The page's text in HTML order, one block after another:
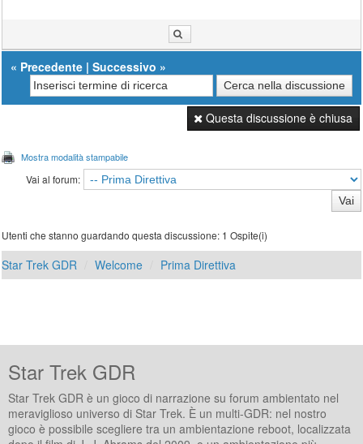
« Precedente |Successivo »
Questa discussione è chiusa
Mostra modalità stampabile
Vai al forum:
Utenti che stanno guardando questa discussione: 1 Ospite(i)
Star Trek GDR Welcome Prima Direttiva
Star Trek GDR
Star Trek GDR è un gioco di narrazione su forum ambientato nel
meraviglioso universo di Star Trek. È un multi-GDR: nel nostro
gioco è possibile scegliere tra un ambientazione reboot, localizzata